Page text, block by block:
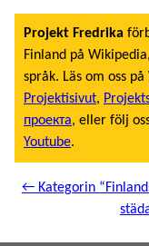
Projekt Fredrika
Finland på
språk. Läs om oss
Projektisivut,
проекта, eller följ
Youtube.
← Kategorin